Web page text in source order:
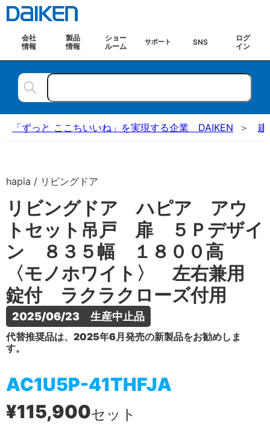
会社
情報
製品
情報
ショー
ルーム
サポート SNS
ログ
イン
「ずっと ここちいいね」を実現する企業 DAIKEN 建
hapia / リビングドア
リビングドア ハピア アウ
トセット吊戸 扉 ５Ｐデザイ
ン ８３５幅 １８００高
〈モノホワイト〉 左右兼用
錠付 ラクラクローズ付用
2025/06/23　生産中止品
代替推奨品は、2025年6月発売の新製品をお勧めしま
す。
AC1U5P-41THFJA
¥115,900セット